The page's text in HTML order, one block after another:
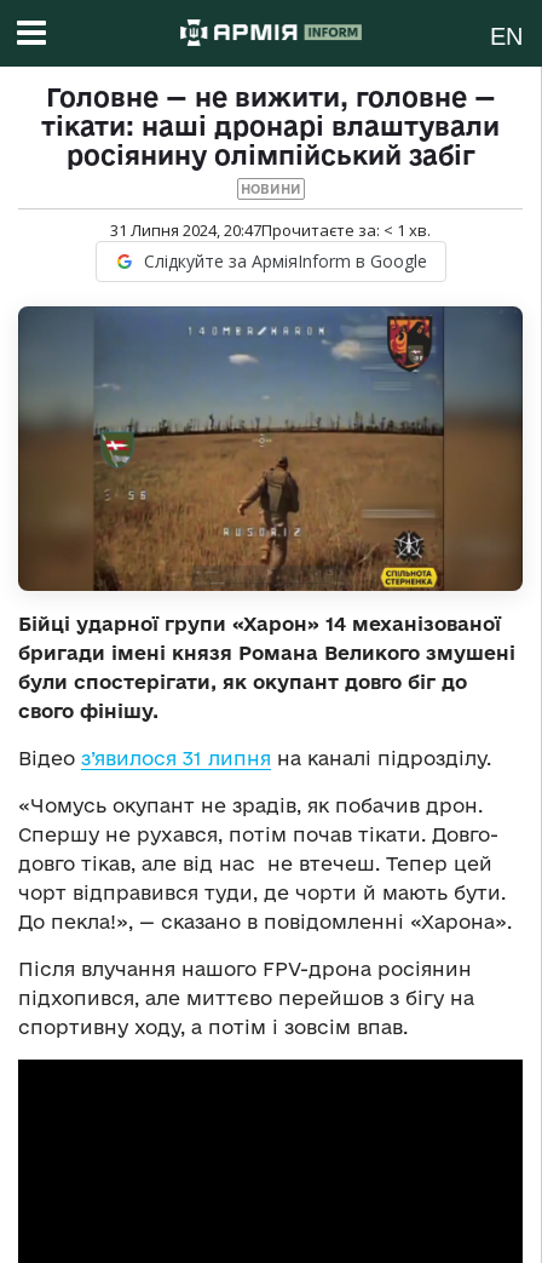
EN
Головне — не вижити, головне —
тікати: наші дронарі влаштували
росіянину олімпійський забіг
НОВИНИ
31 Липня 2024, 20:47Прочитаєте за: < 1 хв.
Слідкуйте за АрміяInform в Google
Бійці ударної групи «Харон» 14 механізованої
бригади імені князя Романа Великого змушені
були спостерігати, як окупант довго біг до
свого фінішу.
Відео з’явилося 31 липня на каналі підрозділу.
«Чомусь окупант не зрадів, як побачив дрон.
Спершу не рухався, потім почав тікати. Довго-
довго тікав, але від нас не втечеш. Тепер цей
чорт відправився туди, де чорти й мають бути.
До пекла!», — сказано в повідомленні «Харона».
Після влучання нашого FPV-дрона росіянин
підхопився, але миттєво перейшов з бігу на
спортивну ходу, а потім і зовсім впав.